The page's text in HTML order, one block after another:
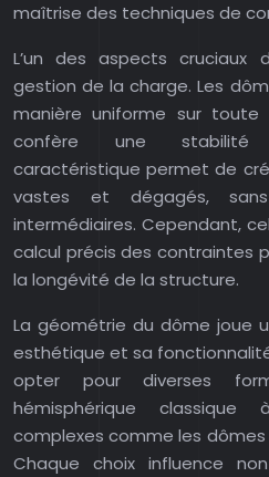
maîtrise des techniques de
L’un des aspects
gestion de la charge. Les
manière uniforme sur
confère une stabilité
caractéristique permet de
vastes et dégagés,
intermédiaires. Cependant,
calcul précis des contraintes
la longévité de la structure.
La géométrie du dôme joue
esthétique et sa
opter pour diverses
hémisphérique
complexes comme les
Chaque choix influence